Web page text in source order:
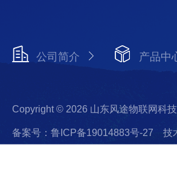
公司简介 产品中
Copyright © 2026 山东风途物联网科
备案号：鲁ICP备19014883号-27 技